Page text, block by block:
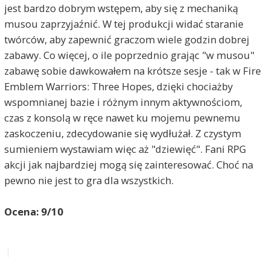
jest bardzo dobrym wstępem, aby się z mechaniką
musou zaprzyjaźnić. W tej produkcji widać staranie
twórców, aby zapewnić graczom wiele godzin dobrej
zabawy. Co więcej, o ile poprzednio grając "w musou"
zabawę sobie dawkowałem na krótsze sesje - tak w Fire
Emblem Warriors: Three Hopes, dzięki chociażby
wspomnianej bazie i różnym innym aktywnościom,
czas z konsolą w ręce nawet ku mojemu pewnemu
zaskoczeniu, zdecydowanie się wydłużał. Z czystym
sumieniem wystawiam więc aż "dziewięć". Fani RPG
akcji jak najbardziej mogą się zainteresować. Choć na
pewno nie jest to gra dla wszystkich.
Ocena: 9/10